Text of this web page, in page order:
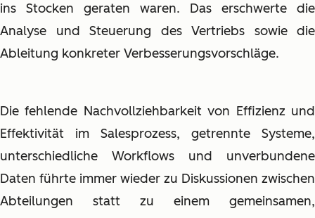
ins Stocken geraten waren. Das erschwerte die
Analyse und Steuerung des Vertriebs sowie die
Ableitung konkreter Verbesserungsvorschläge.
Die fehlende Nachvollziehbarkeit von Effizienz und
Effektivität im Salesprozess, getrennte Systeme,
unterschiedliche Workflows und unverbundene
Daten führte immer wieder zu Diskussionen zwischen
Abteilungen statt zu einem gemeinsamen,